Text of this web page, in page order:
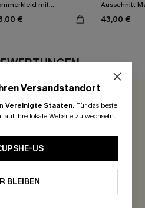
mit
€
Ausschnitt
43,00 €
0.0
der bewertet
Ihre Bewertung!
Versandstandort
Vereinigte Staaten. Für das beste
auf Ihre lokale Website zu wechseln.
US
BLEIBEN